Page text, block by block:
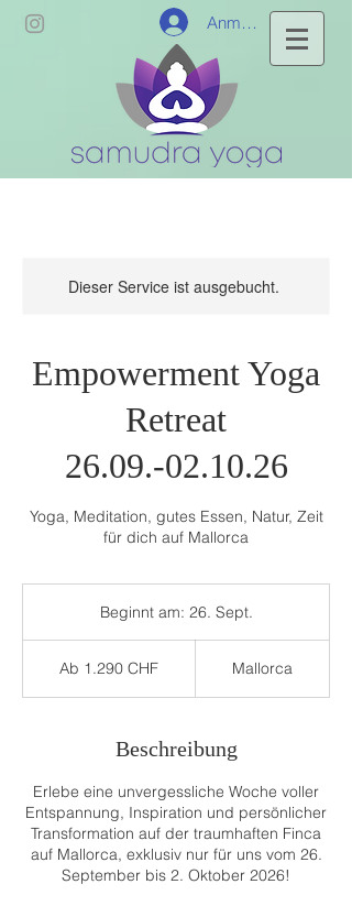
Anmelden
Dieser Service ist ausgebucht.
Empowerment Yoga
Retreat
26.09.-02.10.26
Yoga, Meditation, gutes Essen, Natur, Zeit
für dich auf Mallorca
Beginnt am: 26. Sept.
i
n
:
2
6
.
S
SchweizerAb 1.290 CHF Mallorca
Beschreibung
Erlebe eine unvergessliche Woche voller
Entspannung, Inspiration und persönlicher
Transformation auf der traumhaften Finca
auf Mallorca, exklusiv nur für uns vom 26.
September bis 2. Oktober 2026!